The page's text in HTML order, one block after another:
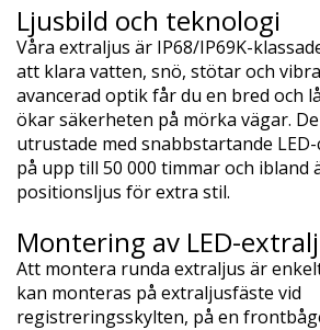
Ljusbild och teknologi
Våra extraljus är IP68/IP69K-
att klara vatten, snö, stötar och
avancerad optik får du en bred och
ökar säkerheten på mörka vägar.
utrustade med snabbstartande
på upp till 50 000 timmar och ibland
positionsljus för extra stil.
Montering av LED-
Att montera runda extraljus är
kan monteras på extraljusfäste vid
registreringsskylten, på en